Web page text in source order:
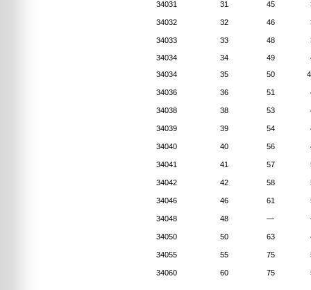
34031 31 45
34032 32 46
34033 33 48
34034 34 49
34034
35 50
34036 36 51
34038 38 53
34039 39 54
34040 40 56
34041 41 57
34042 42 58
34046 46 61
34048 48 —
34050 50 63
34055 55 75
34060 60 75